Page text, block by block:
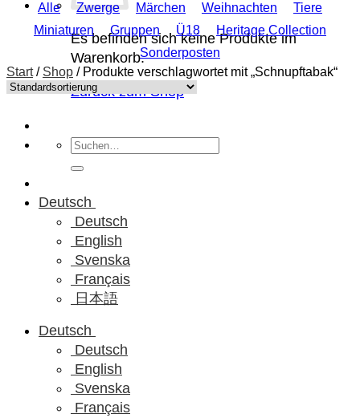
Es befinden sich keine Produkte im
Warenkorb.
Zurück zum Shop
Suchen
nach:
Deutsch
Deutsch
English
Svenska
Français
日本語
Deutsch
Deutsch
English
Svenska
Français
Alle Zwerge Märchen Weihnachten
Tiere
Miniaturen
Gruppen Ü18
Heritage Collection
Sonderposten
Start / Shop /Produkte verschlagwortet mit „Schnupftabak“